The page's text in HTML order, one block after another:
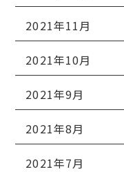
2021年11月
2021年10月
2021年9月
2021年8月
2021年7月